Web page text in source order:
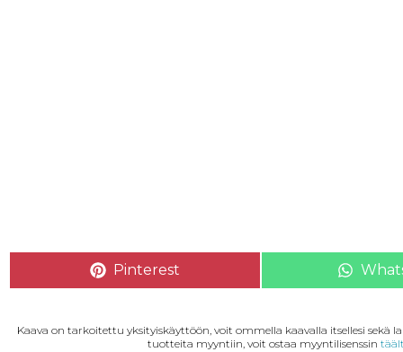
Pinterest
Kaava on tarkoitettu yksityiskäyttöön, voit ommella kaavalla itsellesi sekä
tuotteita myyntiin, voit ostaa myyntilisenssin